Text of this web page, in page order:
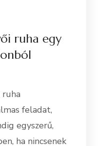
ruha egy
ruha
feladat,
egyszerű,
ha nincsenek